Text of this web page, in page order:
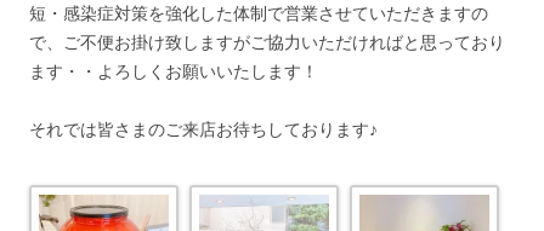
短・感染症対策を強化した体制で営業させていただきますの
で、ご不便お掛け致しますがご協力いただければと思っており
ます・・よろしくお願いいたします！
それでは皆さまのご来店お待ちしております♪